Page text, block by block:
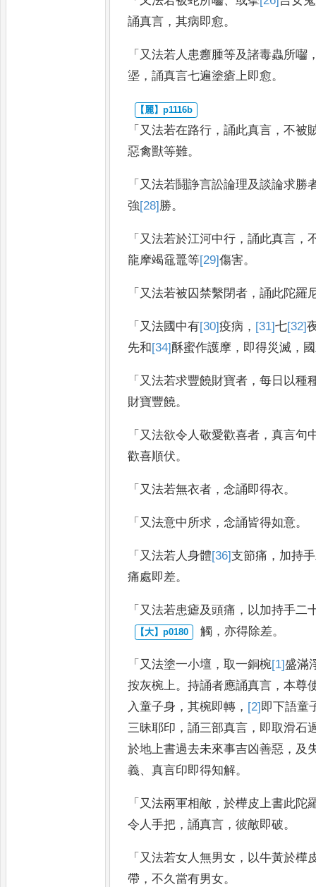
誦真言 ，其病即愈。
「 又法若人患癰腫等及諸毒蟲所囓
埿 ，誦真言七遍塗瘡上即愈。
「 又法若在路行 ，誦此真言 ，不被
惡禽獸等難。
「 又法若鬪諍言訟論理及談論求勝
強[28] 勝。
「 又法若於江河中行 ，誦此真言 ，
龍摩竭黿鼉等[29]傷害。
「 又法若被囚禁繫閉者 ，誦此陀羅
「 又法國中有[30]疫病 ， [31]七[32]
先和 [34] 酥蜜作護摩 ， 即得災滅 ，
「 又法若求豐饒財寶者 ，每日以種
財寶豐饒。
「 又法欲令人敬愛歡喜者 ，真言句
歡喜順伏。
「 又法若無衣者 ，念誦即得衣。
「 又法意中所求 ，念誦皆得如意。
「 又法若人身體[36]支節痛 ， 加持
痛處即差。
「 又法若患瘧及頭痛 ， 以加持手二
觸 ，亦得除差。
「 又法塗一小壇 ，取一銅椀[1]盛滿
按灰椀上。持誦者應誦真言 ，本尊
入童子身 ，其椀即轉 ， [2] 即下語童
三昧耶印 ，誦三部真言 ， 即取滑石
於地上書過去未來事吉凶善惡 ， 及
義、真言印即得知解。
「 又法兩軍相敵 ，於樺皮上書此陀
令人手把 ，誦真言 ，彼敵即破。
「 又法若女人無男女 ， 以牛黃於樺
帶 ，不久當有男女。